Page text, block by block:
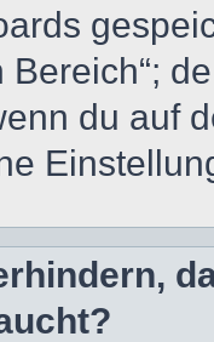
Bereich“;
du auf